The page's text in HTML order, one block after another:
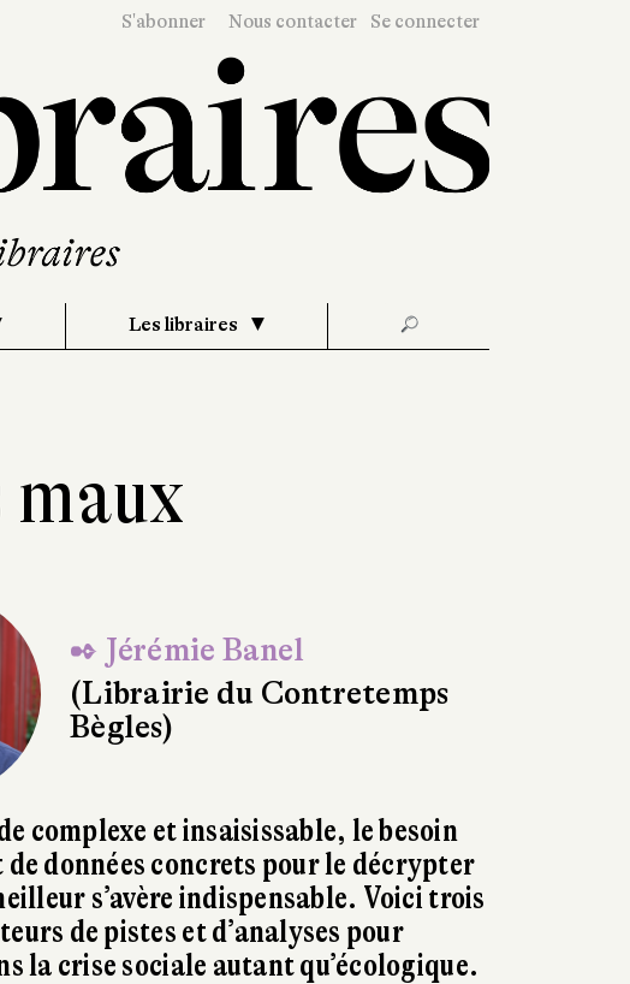
S'abonner Nous contacter Se connecter
Les libraires 🔎
maux
✒ Jérémie Banel
(Librairie du Contretemps
Bègles)
complexe et insaisissable, le besoin
de données concrets pour le décrypter
s’avère indispensable. Voici trois
de pistes et d’analyses pour
la crise sociale autant qu’écologique.